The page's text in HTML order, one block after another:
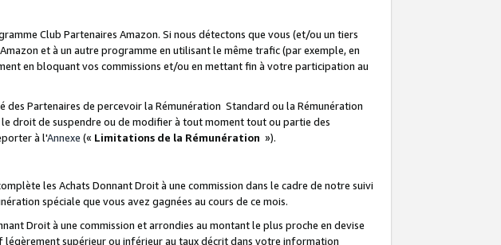
Club Partenaires Amazon. Si nous détectons que vous (et/ou un tiers
et à un autre programme en utilisant le même trafic (par exemple, en
en bloquant vos commissions et/ou en mettant fin à votre participation au
Partenaires de percevoir la Rémunération Standard ou la Rémunération
droit de suspendre ou de modifier à tout moment tout ou partie des
à l'Annexe (« Limitations de la Rémunération »).
les Achats Donnant Droit à une commission dans le cadre de notre suivi
spéciale que vous avez gagnées au cours de ce mois.
Droit à une commission et arrondies au montant le plus proche en devise
supérieur ou inférieur au taux décrit dans votre information